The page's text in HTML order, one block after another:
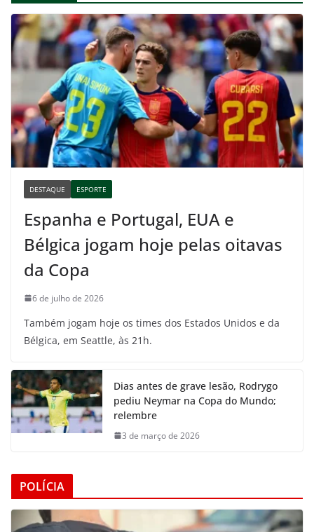
DESTAQUE ESPORTE
Espanha e Portugal, EUA e
Bélgica jogam hoje pelas oitavas
da Copa
6 de julho de 2026
Também jogam hoje os times dos Estados Unidos e da
Bélgica, em Seattle, às 21h.
Dias antes de grave lesão, Rodrygo
pediu Neymar na Copa do Mundo;
relembre
3 de março de 2026
POLÍCIA